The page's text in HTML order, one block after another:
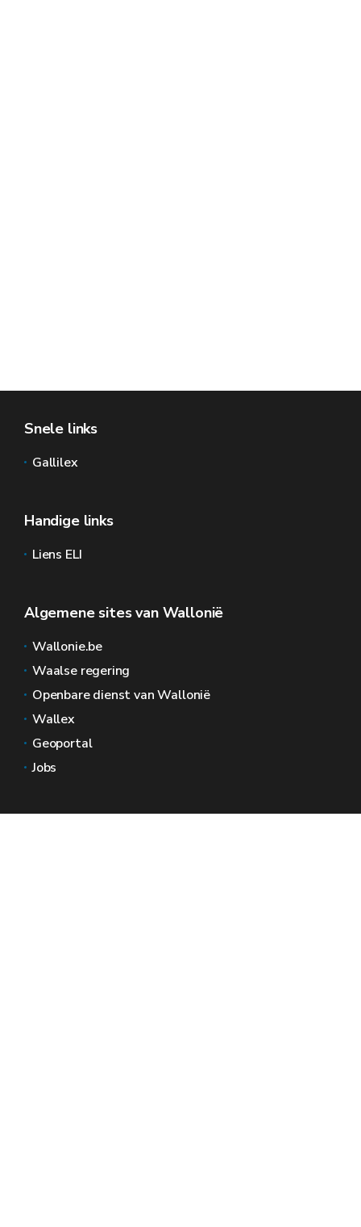
Snele links
Gallilex
Handige links
Liens ELI
Algemene sites van Wallonië
Wallonie.be
Waalse regering
Openbare dienst van Wallonië
Wallex
Geoportal
Jobs